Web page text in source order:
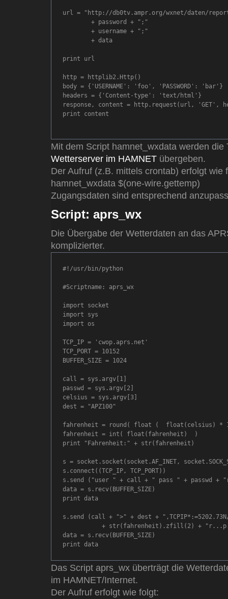
url = "http://db0tv.ampr.org/wxnet/daten/
print url
http = httplib2.Http()
body = {'USERNAME': 'foo', 'PASSWORD': 'bar'}
headers = {'Content-type': 'text/html'}
response, content = http.request(url, 'GET',
print content
Mit dem Script hamnet_wxdata werden die
Wetterserver im HAMNET übergeben.
Der Aufruf (z.B. mittels crontab) erfolgt wie
hamnet_wxdata $(one-wire.gettemp)
Zugangsdaten sind entsprechend
Script: aprs_wx
Die Übergabe der Wetterdaten an das
komplizierter.
#!/usr/bin/python
#Scriptname: aprs_wx
import socket
import sys
import os
TCP_IP = 'cwop.aprs.net'
TCP_PORT = 10152
BUFFER_SIZE = 1024
call = sys.argv[1]
passwd = sys.argv[2]
celsius = sys.argv[3]
dest = "APZ100"
fahrenheit = round( float (  float(celsius) *
fahrenheit = int( float(fahrenheit)  )
print "Fahrenheit:" + str(fahrenheit)
s = socket.socket(socket.AF_INET,
s.connect((TCP_IP, TCP_PORT))
s.send ("user " + call + " pass " + passwd +
data = s.recv(BUFFER_SIZE)
print data
s.send (call + ">" + dest +
+ str(fahrenheit).zfill(2) +
data = s.recv(BUFFER_SIZE)
Das Script aprs_wx überträgt die
im HAMNET/Internet.
Der Aufruf erfolgt wie folgt: